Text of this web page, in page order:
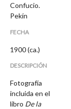
Confucio.
Pekín
FECHA
1900 (ca.)
DESCRIPCIÓN
Fotografía
incluida en el
libro De la